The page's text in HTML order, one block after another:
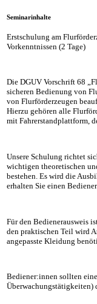
Seminarinhalte
Erstschulung am
Vorkenntnissen (2 Tage)
Die DGUV Vorschrift 68
sicheren Bedienung von
von Flurförderzeugen
Hierzu gehören alle
mit Fahrerstandplattform,
Unsere Schulung richtet
wichtigen theoretischen
bestehen. Es wird die
erhalten Sie einen
Für den Bedienerausweis
den praktischen Teil wird
angepasste Kleidung
Bediener:innen sollten
Überwachungstätigkeiten)